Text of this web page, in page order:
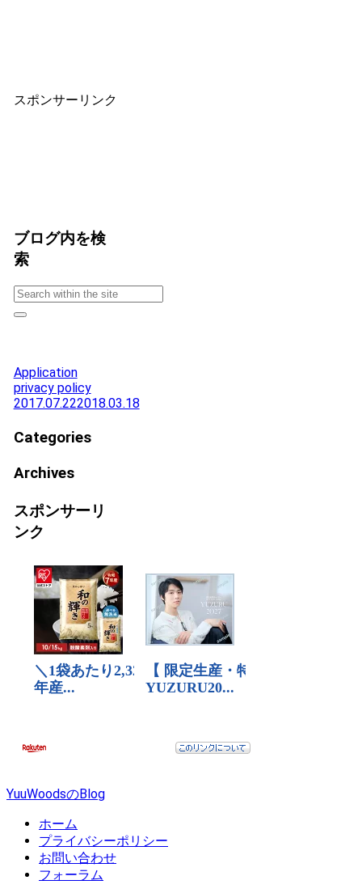
スポンサーリンク
ブログ内を検
索
Application
privacy policy
2017.07.222018.03.18
Categories
Archives
スポンサーリ
ンク
YuuWoodsのBlog
ホーム
プライバシーポリシー
お問い合わせ
フォーラム